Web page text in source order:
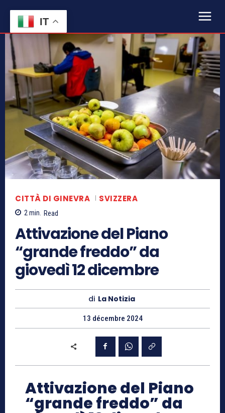
CITTÀ DI GINEVRA SVIZZERA
2min. Read
Attivazione del Piano
“grande freddo” da
giovedì 12 dicembre
di La Notizia
13 décembre 2024
Attivazione del Piano
“grande freddo” da
IT